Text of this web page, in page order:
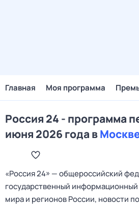
Главная Моя программа
Россия 24 - программа
июня 2026 года в
«Россия 24» — общероссийский
государственный
мира и регионов России, новости